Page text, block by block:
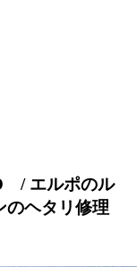
/ エルポのル
ヘタリ修理